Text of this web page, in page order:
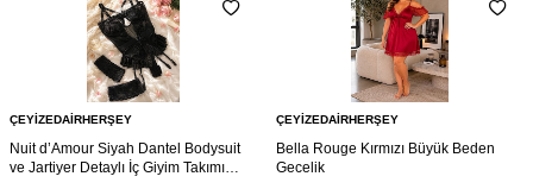
ÇEYIZEDAIRHERŞEY
Nuit d’Amour Siyah Dantel Bodysuit
ve Jartiyer Detaylı İç Giyim Takımı
ÇEYIZEDAIRHERŞEY
Bella Rouge Kırmızı Büyük Beden
Gecelik